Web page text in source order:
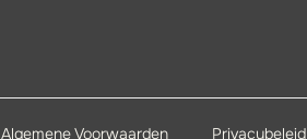
Algemene Voorwaarden Privacybeleid